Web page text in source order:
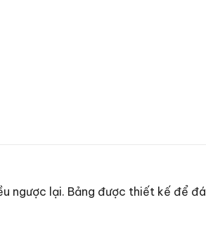
ngược lại. Bảng được thiết kế để